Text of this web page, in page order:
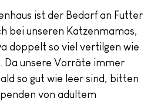
ist der Bedarf an Futter
bei unseren Katzenmamas,
doppelt so viel vertilgen wie
Da unsere Vorräte immer
so gut wie leer sind, bitten
von adultem